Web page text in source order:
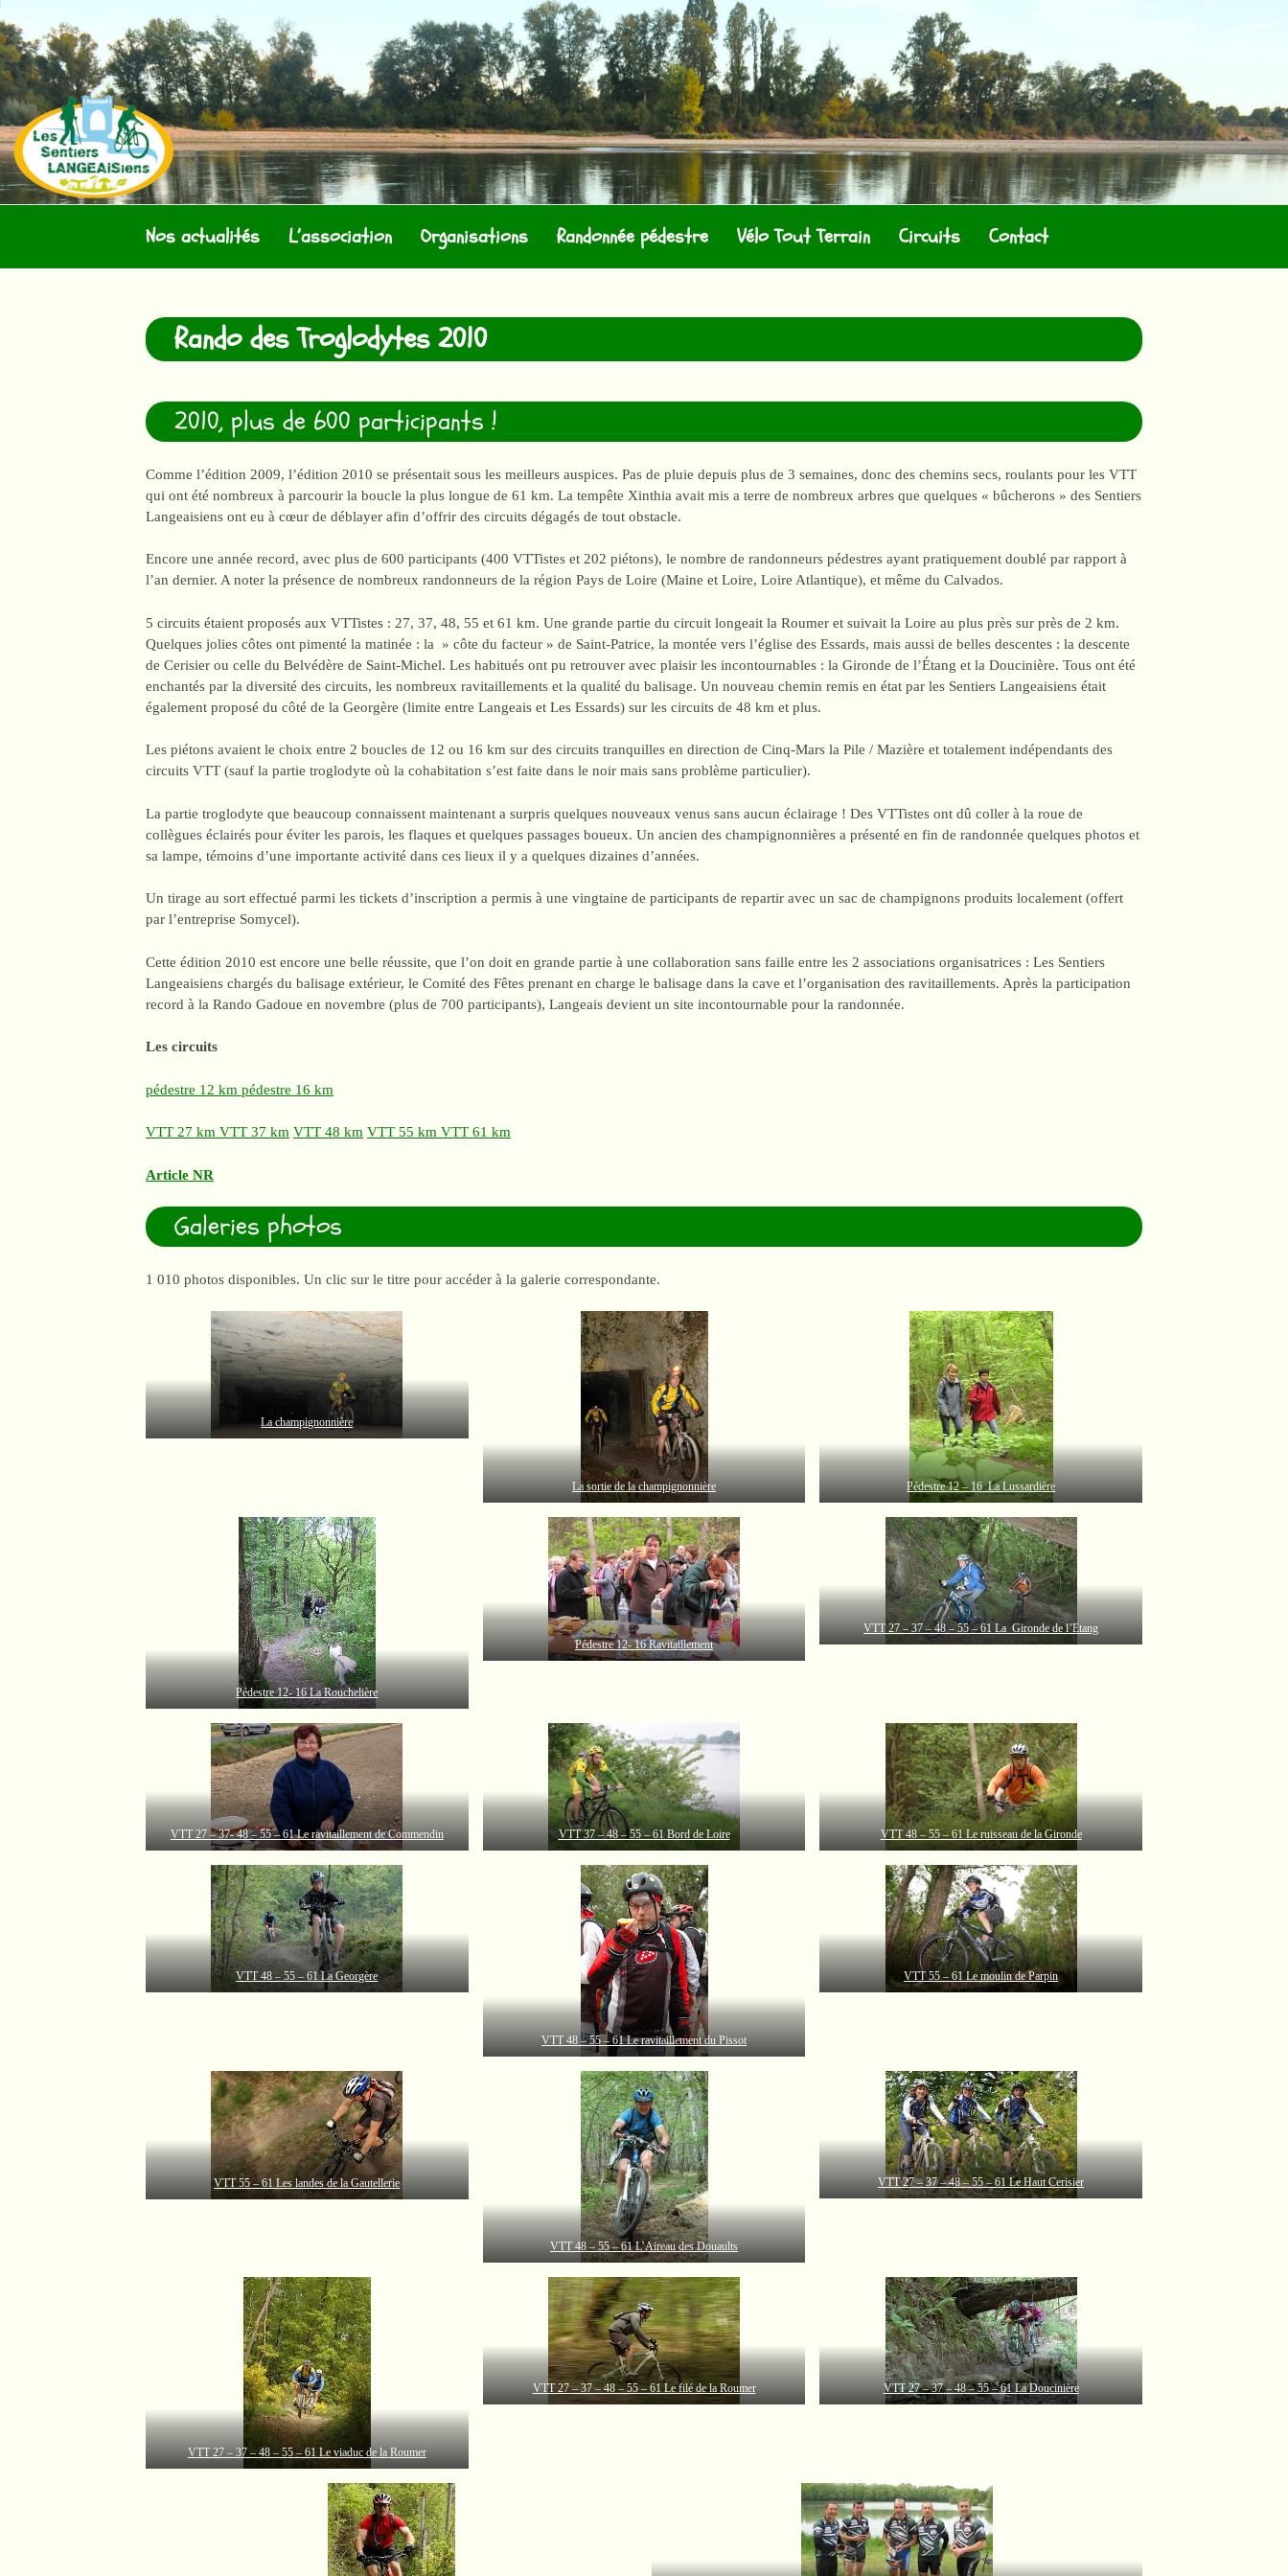
Aller
au
contenu
LES SENTIERS LANGEAISIENS
Nos actualités L’association Organisations Randonnée pédestre Vélo Tout Terrain Circuits Contact
Rando des Troglodytes 2010
2010, plus de 600 participants !
Comme l’édition 2009, l’édition 2010 se présentait sous les meilleurs auspices. Pas de pluie depuis plus de 3 semaines, donc des chemins secs, roulants pour les VTT
qui ont été nombreux à parcourir la boucle la plus longue de 61 km. La tempête Xinthia avait mis a terre de nombreux arbres que quelques « bûcherons » des Sentiers
Langeaisiens ont eu à cœur de déblayer afin d’offrir des circuits dégagés de tout obstacle.
Encore une année record, avec plus de 600 participants (400 VTTistes et 202 piétons), le nombre de randonneurs pédestres ayant pratiquement doublé par rapport à
l’an dernier. A noter la présence de nombreux randonneurs de la région Pays de Loire (Maine et Loire, Loire Atlantique), et même du Calvados.
5 circuits étaient proposés aux VTTistes : 27, 37, 48, 55 et 61 km. Une grande partie du circuit longeait la Roumer et suivait la Loire au plus près sur près de 2 km.
Quelques jolies côtes ont pimenté la matinée : la » côte du facteur » de Saint-Patrice, la montée vers l’église des Essards, mais aussi de belles descentes : la descente
de Cerisier ou celle du Belvédère de Saint-Michel. Les habitués ont pu retrouver avec plaisir les incontournables : la Gironde de l’Étang et la Doucinière. Tous ont été
enchantés par la diversité des circuits, les nombreux ravitaillements et la qualité du balisage. Un nouveau chemin remis en état par les Sentiers Langeaisiens était
également proposé du côté de la Georgère (limite entre Langeais et Les Essards) sur les circuits de 48 km et plus.
Les piétons avaient le choix entre 2 boucles de 12 ou 16 km sur des circuits tranquilles en direction de Cinq-Mars la Pile / Mazière et totalement indépendants des
circuits VTT (sauf la partie troglodyte où la cohabitation s’est faite dans le noir mais sans problème particulier).
La partie troglodyte que beaucoup connaissent maintenant a surpris quelques nouveaux venus sans aucun éclairage ! Des VTTistes ont dû coller à la roue de
collègues éclairés pour éviter les parois, les flaques et quelques passages boueux. Un ancien des champignonnières a présenté en fin de randonnée quelques photos et
sa lampe, témoins d’une importante activité dans ces lieux il y a quelques dizaines d’années.
Un tirage au sort effectué parmi les tickets d’inscription a permis à une vingtaine de participants de repartir avec un sac de champignons produits localement (offert
par l’entreprise Somycel).
Cette édition 2010 est encore une belle réussite, que l’on doit en grande partie à une collaboration sans faille entre les 2 associations organisatrices : Les Sentiers
Langeaisiens chargés du balisage extérieur, le Comité des Fêtes prenant en charge le balisage dans la cave et l’organisation des ravitaillements. Après la participation
record à la Rando Gadoue en novembre (plus de 700 participants), Langeais devient un site incontournable pour la randonnée.
Les circuits
pédestre 12 km pédestre 16 km
VTT 27 km VTT 37 km VTT 48 km VTT 55 km VTT 61 km
Article NR
Galeries photos
1 010 photos disponibles. Un clic sur le titre pour accéder à la galerie correspondante.
La champignonnière
La sortie de la champignonnière Pédestre 12 – 16 La Lussardière
Pédestre 12- 16 La Rouchelière
Pédestre 12- 16 Ravitaillement
VTT 27 – 37 – 48 – 55 – 61 La Gironde de l’Etang
VTT 27 – 37- 48 – 55 – 61 Le ravitaillement de Commendin VTT 37 – 48 – 55 – 61 Bord de Loire VTT 48 – 55 – 61 Le ruisseau de la Gironde
VTT 48 – 55 – 61 La Georgère
VTT 48 – 55 – 61 Le ravitaillement du Pissot
VTT 55 – 61 Le moulin de Parpin
VTT 55 – 61 Les landes de la Gautellerie
VTT 48 – 55 – 61 L’Aireau des Douaults
VTT 27 – 37 – 48 – 55 – 61 Le Haut Cerisier
VTT 27 – 37 – 48 – 55 – 61 Le viaduc de la Roumer
VTT 27 – 37 – 48 – 55 – 61 Le filé de la Roumer VTT 27 – 37 – 48 – 55 – 61 La Doucinière